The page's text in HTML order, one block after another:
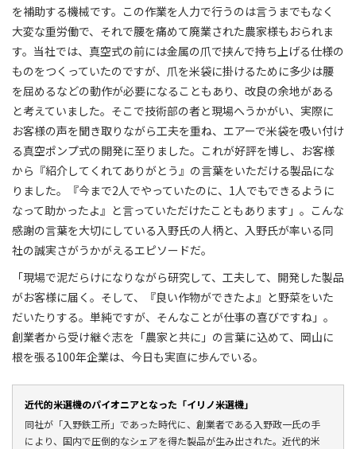
を補助する機械です。この作業を人力で行うのは言うまでもなく
大変な重労働で、それで腰を痛めて廃業された農家様もおられま
す。当社では、真空式の前には金属の爪で挟んで持ち上げる仕様の
ものをつくっていたのですが、爪を米袋に掛けるために多少は腰
を屈めるなどの動作が必要になることもあり、改良の余地がある
と考えていました。そこで技術部の者と現場へうかがい、実際に
お客様の声を聞き取りながら工夫を重ね、エアーで米袋を吸い付け
る真空ポンプ式の開発に至りました。これが好評を博し、お客様
から『紹介してくれてありがとう』の言葉をいただける製品にな
りました。『今まで2人でやっていたのに、1人でもできるように
なって助かったよ』と言っていただけたこともあります」。こんな
感謝の言葉を大切にしている入野氏の人柄と、入野氏が率いる同
社の誠実さがうかがえるエピソードだ。
「現場で泥だらけになりながら研究して、工夫して、開発した製品
がお客様に届く。そして、『良い作物ができたよ』と野菜をいた
だいたりする。単純ですが、そんなことが仕事の喜びですね」。
創業者から受け継ぐ志を「農家と共に」の言葉に込めて、岡山に
根を張る100年企業は、今日も実直に歩んでいる。
近代的米選機のパイオニアとなった「イリノ米選機」
同社が「入野鉄工所」であった時代に、創業者である入野政一氏の手
により、国内で圧倒的なシェアを得た製品が生み出された。近代的米